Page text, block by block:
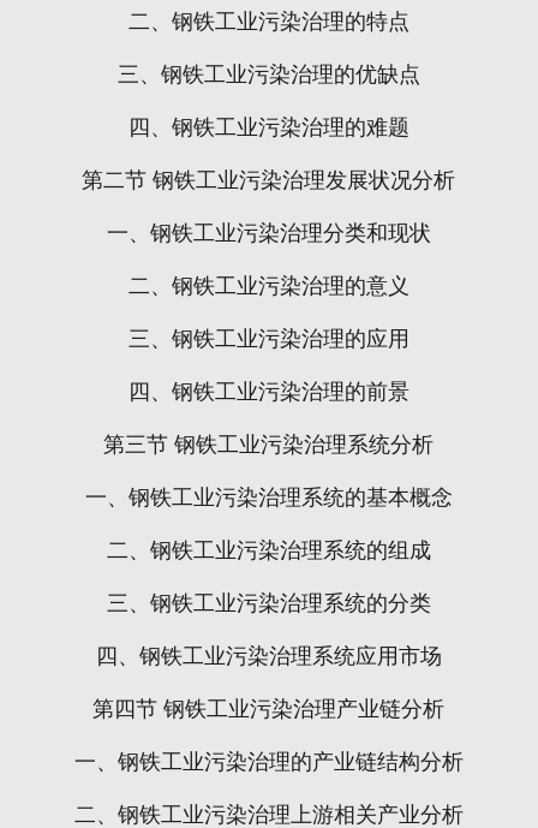
二、钢铁工业污染治理的特点
三、钢铁工业污染治理的优缺点
四、钢铁工业污染治理的难题
第二节 钢铁工业污染治理发展状况分析
一、钢铁工业污染治理分类和现状
二、钢铁工业污染治理的意义
三、钢铁工业污染治理的应用
四、钢铁工业污染治理的前景
第三节 钢铁工业污染治理系统分析
一、钢铁工业污染治理系统的基本概念
二、钢铁工业污染治理系统的组成
三、钢铁工业污染治理系统的分类
四、钢铁工业污染治理系统应用市场
第四节 钢铁工业污染治理产业链分析
一、钢铁工业污染治理的产业链结构分析
二、钢铁工业污染治理上游相关产业分析